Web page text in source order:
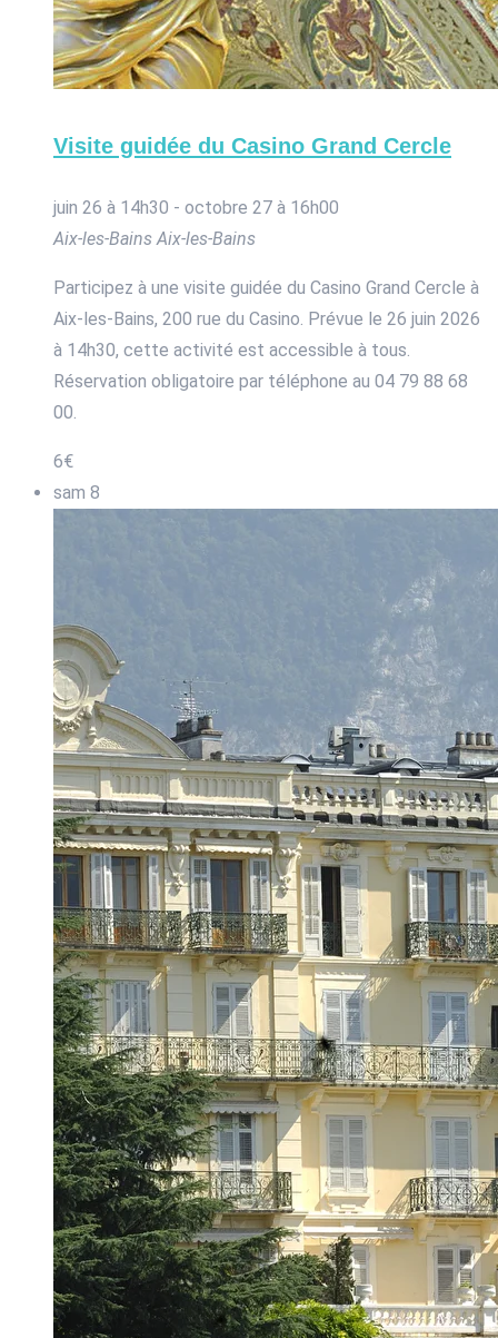
Visite guidée du Casino Grand Cercle
juin 26 à 14h30 - octobre 27 à 16h00
Aix-les-Bains Aix-les-Bains
Participez à une visite guidée du Casino Grand Cercle à
Aix-les-Bains, 200 rue du Casino. Prévue le 26 juin 2026
à 14h30, cette activité est accessible à tous.
Réservation obligatoire par téléphone au 04 79 88 68
00.
6€
sam 8